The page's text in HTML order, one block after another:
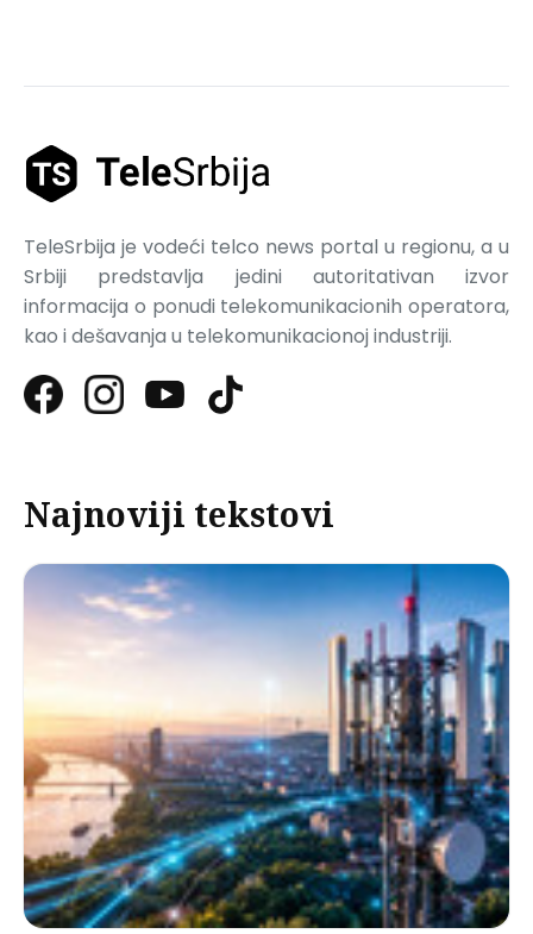
TeleSrbija je vodeći telco news portal u regionu, a u
Srbiji predstavlja jedini autoritativan izvor
informacija o ponudi telekomunikacionih operatora,
kao i dešavanja u telekomunikacionoj industriji.
Najnoviji tekstovi